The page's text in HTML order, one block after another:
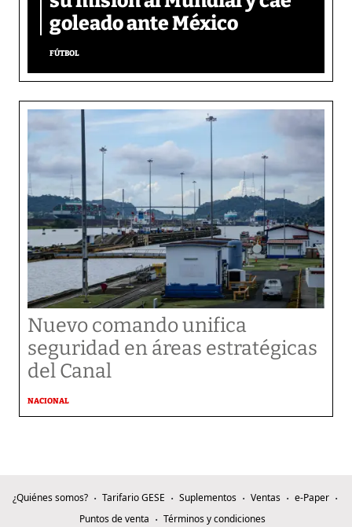
goleado ante México
FÚTBOL
Nuevo comando unifica
seguridad en áreas estratégicas
del Canal
NACIONAL
¿Quiénes somos? Tarifario GESE Suplementos Ventas
e-Paper
Puntos de venta
Términos y condiciones